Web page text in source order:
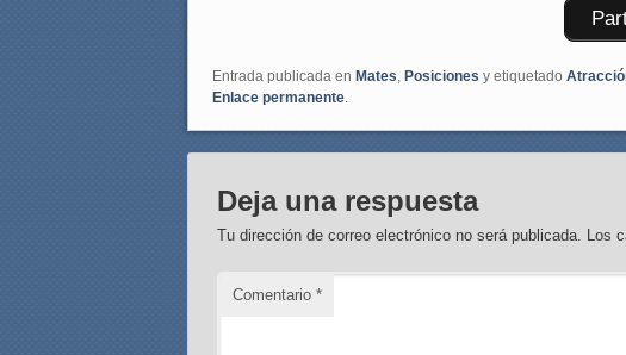
Entrada publicada en Mates, Posiciones y etiquetado
Enlace permanente.
Deja una respuesta
Tu dirección de correo electrónico no será publicada. Los
Comentario*